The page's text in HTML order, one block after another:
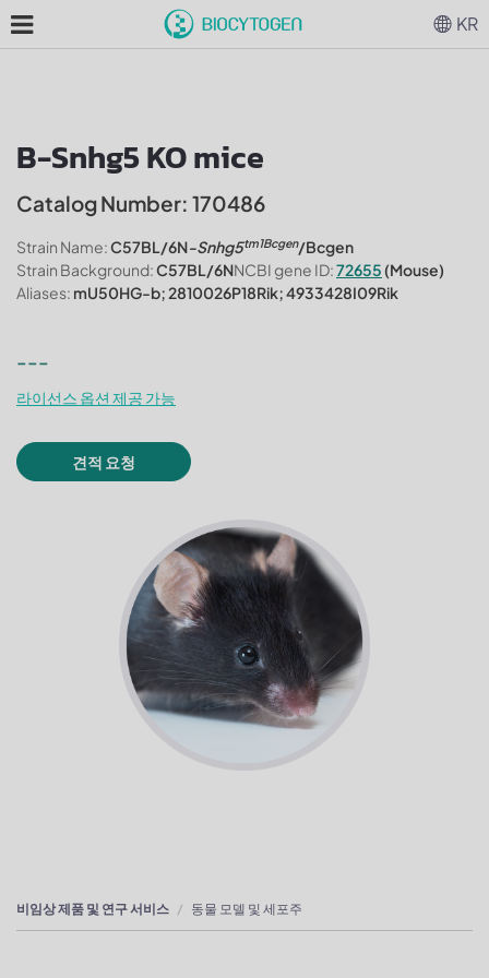
B-Snhg5 KO mice
Catalog Number: 170486
Strain Name:C57BL/6N-Snhg5tm1Bcgen/Bcgen
Strain Background:C57BL/6NNCBI gene ID:72655 (Mouse)
Aliases: mU50HG-b; 2810026P18Rik; 4933428I09Rik
---
라이선스 옵션 제공 가능
견적 요청
비임상 제품 및 연구 서비스 동물 모델 및 세포주
KR